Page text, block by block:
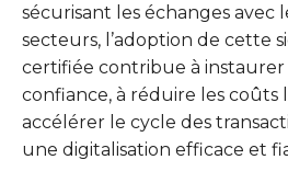
sécurisant les échanges avec
secteurs, l’adoption de cette
certifiée contribue à
confiance, à réduire les coûts
accélérer le cycle des
une digitalisation efficace et